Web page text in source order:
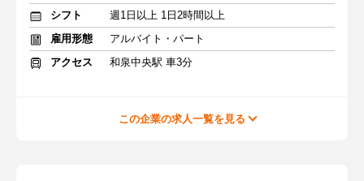
シフト
週1日以上 1日2時間以上
雇用形態
アルバイト・パート
アクセス
和泉中央駅 車3分
この企業の求人一覧を見る